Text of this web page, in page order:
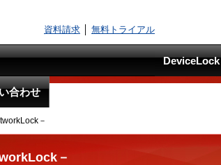
資料請求 無料トライアル
合わせ
－
－